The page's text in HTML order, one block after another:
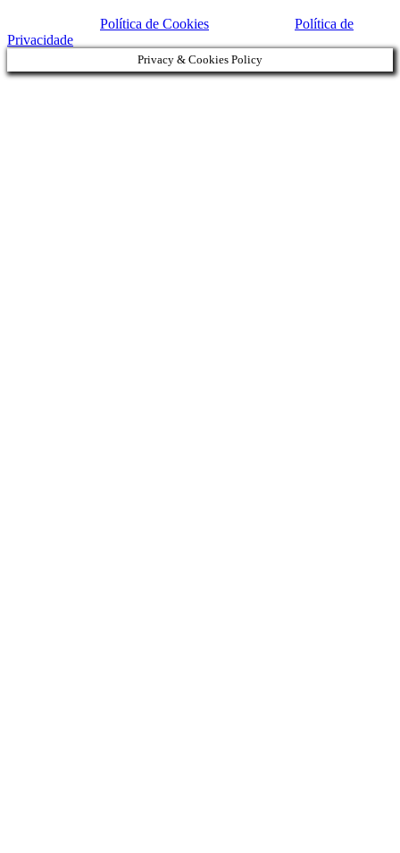
Política de Cookies
Política de
Privacidade
Privacy & Cookies Policy